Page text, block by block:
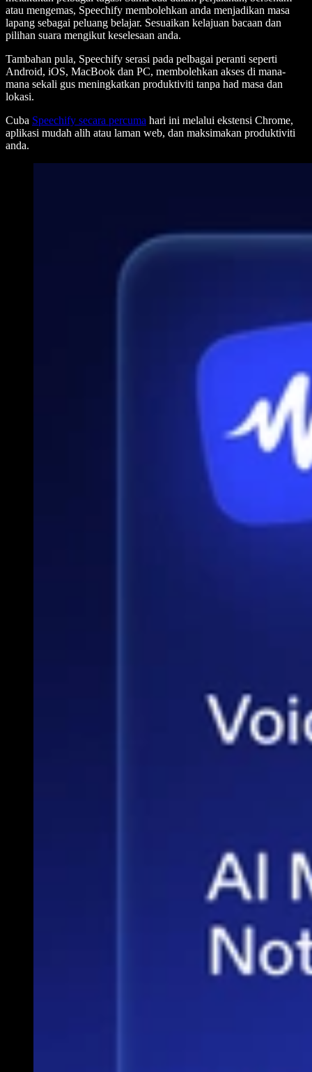
atau mengemas, Speechify membolehkan anda menjadikan masa
lapang sebagai peluang belajar. Sesuaikan kelajuan bacaan dan
pilihan suara mengikut keselesaan anda.
Tambahan pula, Speechify serasi pada pelbagai peranti seperti
Android, iOS, MacBook dan PC, membolehkan akses di mana-
mana sekali gus meningkatkan produktiviti tanpa had masa dan
lokasi.
Cuba Speechify secara percuma hari ini melalui ekstensi Chrome,
aplikasi mudah alih atau laman web, dan maksimakan produktiviti
anda.